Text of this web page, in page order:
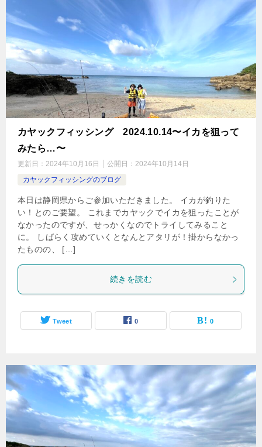
カヤックフィッシング 2024.10.14〜イカを狙って
みたら…〜
更新日： 2024年10月16日 公開日： 2024年10月14日
カヤックフィッシングのブログ
本日は静岡県からご参加いただきました。 イカが釣りた
い！とのご要望。 これまでカヤックでイカを狙ったことが
なかったのですが、せっかくなのでトライしてみること
に。 しばらく攻めていくとなんとアタリが！掛からなかっ
たものの、 […]
続きを読む
Tweet 0 0